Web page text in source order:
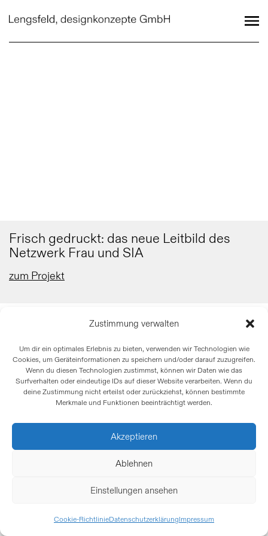
Zustimmung verwalten
Um dir ein optimales Erlebnis zu bieten, verwenden wir Technologien wie
Cookies, um Geräteinformationen zu speichern und/oder darauf zuzugreifen.
Wenn du diesen Technologien zustimmst, können wir Daten wie das
Surfverhalten oder eindeutige IDs auf dieser Website verarbeiten. Wenn du
deine Zustimmung nicht erteilst oder zurückziehst, können bestimmte
Merkmale und Funktionen beeinträchtigt werden.
Akzeptieren
Ablehnen
Einstellungen ansehen
Cookie-RichtlinieDatenschutzerklärungImpressum
Frisch gedruckt: das neue Leitbild des
Netzwerk Frau und SIA
zum Projekt